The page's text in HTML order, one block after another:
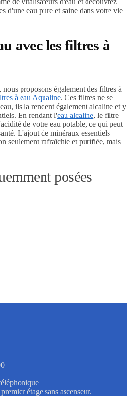
de vitalisateurs d'eau et découvrez
d'une eau pure et saine dans votre vie
avec les filtres à
proposons également des filtres à
à eau Aqualine. Ces filtres ne se
ils la rendent également alcaline et y
En rendant l'eau alcaline, le filtre
de votre eau potable, ce qui peut
L'ajout de minéraux essentiels
seulement rafraîchie et purifiée, mais
posées
étage sans ascenseur.